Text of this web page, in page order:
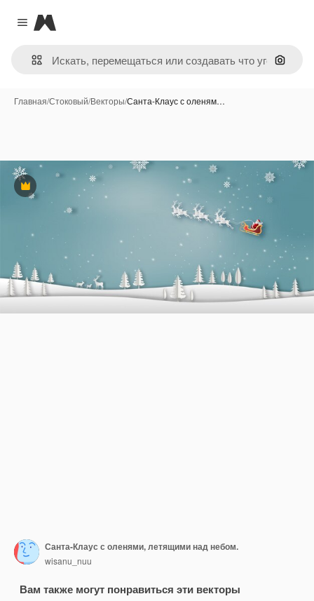
Close menu
Magnific
Поиск
Главная/Стоковый/Векторы/Санта-Клаус с оленям…
Премиум
Санта-Клаус с оленями, летящими над небом.
wisanu_nuu
Вам также могут понравиться эти векторы